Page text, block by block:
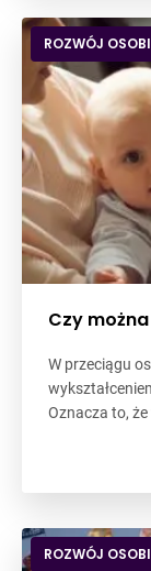
ROZWÓJ
Czy
W przeciągu
Oznacza to,
ROZWÓJ